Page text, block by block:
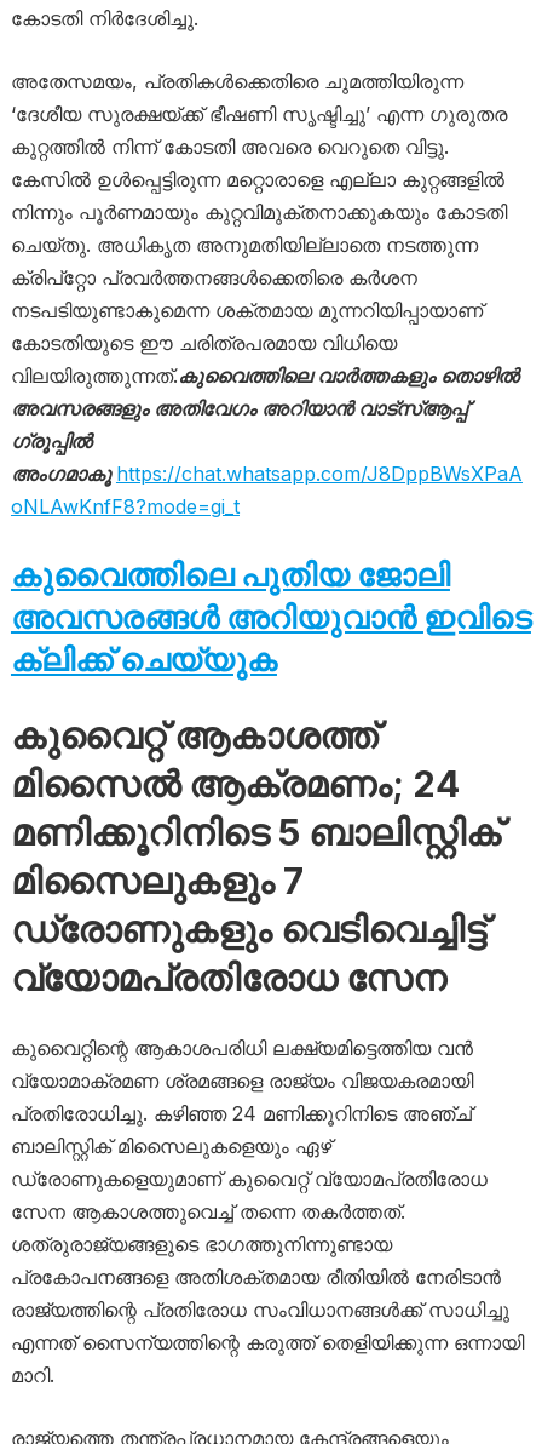
കോടതി നിർദേശിച്ചു.
അതേസമയം, പ്രതികൾക്കെതിരെ ചുമത്തിയിരുന്ന
‘ദേശീയ സുരക്ഷയ്ക്ക് ഭീഷണി സൃഷ്ടിച്ചു’ എന്ന ഗുരുതര
കുറ്റത്തിൽ നിന്ന് കോടതി അവരെ വെറുതെ വിട്ടു.
കേസിൽ ഉൾപ്പെട്ടിരുന്ന മറ്റൊരാളെ എല്ലാ കുറ്റങ്ങളിൽ
നിന്നും പൂർണമായും കുറ്റവിമുക്തനാക്കുകയും കോടതി
ചെയ്തു. അധികൃത അനുമതിയില്ലാതെ നടത്തുന്ന
ക്രിപ്‌റ്റോ പ്രവർത്തനങ്ങൾക്കെതിരെ കർശന
നടപടിയുണ്ടാകുമെന്ന ശക്തമായ മുന്നറിയിപ്പായാണ്
കോടതിയുടെ ഈ ചരിത്രപരമായ വിധിയെ
വിലയിരുത്തുന്നത്.കുവൈത്തിലെ വാർത്തകളും തൊഴിൽ
അവസരങ്ങളും അതിവേഗം അറിയാൻ വാട്സ്ആപ്പ്
ഗ്രൂപ്പിൽ
അംഗമാകൂ https://chat.whatsapp.com/J8DppBWsXPaA
oNLAwKnfF8?mode=gi_t
കുവൈത്തിലെ പുതിയ ജോലി
അവസരങ്ങൾ അറിയുവാൻ ഇവിടെ
ക്ലിക്ക് ചെയ്യുക
കുവൈറ്റ് ആകാശത്ത്
മിസൈൽ ആക്രമണം; 24
മണിക്കൂറിനിടെ 5 ബാലിസ്റ്റിക്
മിസൈലുകളും 7
ഡ്രോണുകളും വെടിവെച്ചിട്ട്
വ്യോമപ്രതിരോധ സേന
കുവൈറ്റിന്റെ ആകാശപരിധി ലക്ഷ്യമിട്ടെത്തിയ വൻ
വ്യോമാക്രമണ ശ്രമങ്ങളെ രാജ്യം വിജയകരമായി
പ്രതിരോധിച്ചു. കഴിഞ്ഞ 24 മണിക്കൂറിനിടെ അഞ്ച്
ബാലിസ്റ്റിക് മിസൈലുകളെയും ഏഴ്
ഡ്രോണുകളെയുമാണ് കുവൈറ്റ് വ്യോമപ്രതിരോധ
സേന ആകാശത്തുവെച്ച് തന്നെ തകർത്തത്.
ശത്രുരാജ്യങ്ങളുടെ ഭാഗത്തുനിന്നുണ്ടായ
പ്രകോപനങ്ങളെ അതിശക്തമായ രീതിയിൽ നേരിടാൻ
രാജ്യത്തിന്റെ പ്രതിരോധ സംവിധാനങ്ങൾക്ക് സാധിച്ചു
എന്നത് സൈന്യത്തിന്റെ കരുത്ത് തെളിയിക്കുന്ന ഒന്നായി
മാറി.
രാജ്യത്തെ തന്ത്രപ്രധാനമായ കേന്ദ്രങ്ങളെയും